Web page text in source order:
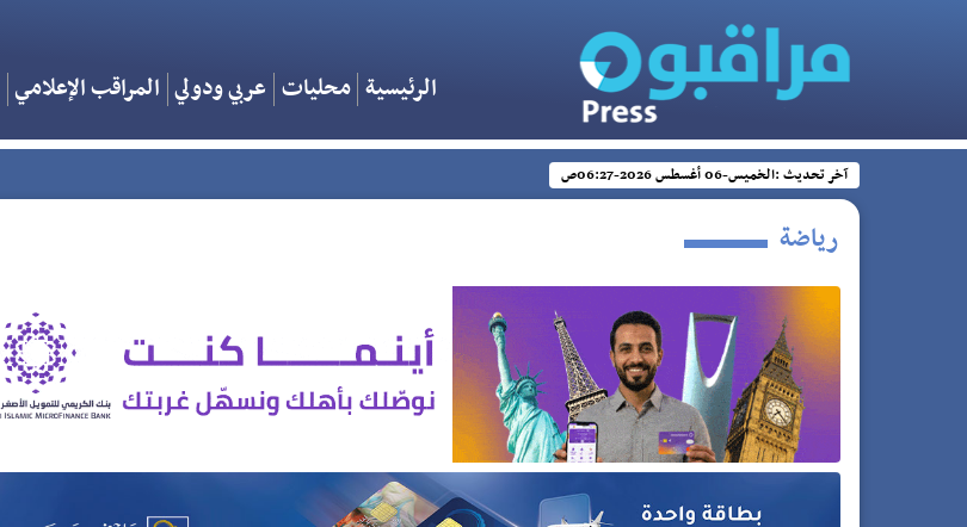
الرئيسية محليات عربي ودولي المراقب الإعلامي
آخر تحديث :الخميس-06 أغسطس 2026-06:27ص
رياضة